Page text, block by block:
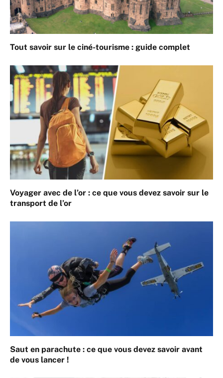
Tout savoir sur le ciné-tourisme : guide complet
Voyager avec de l’or : ce que vous devez savoir sur le
transport de l’or
Saut en parachute : ce que vous devez savoir avant
de vous lancer !